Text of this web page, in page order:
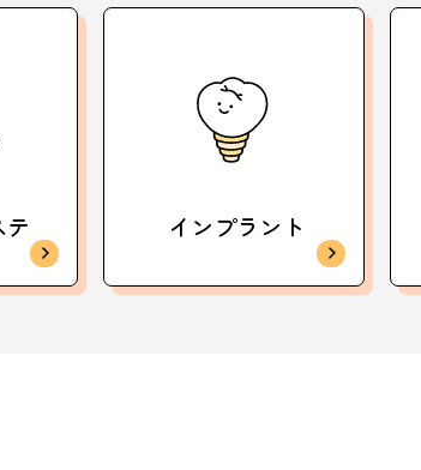
インプラント